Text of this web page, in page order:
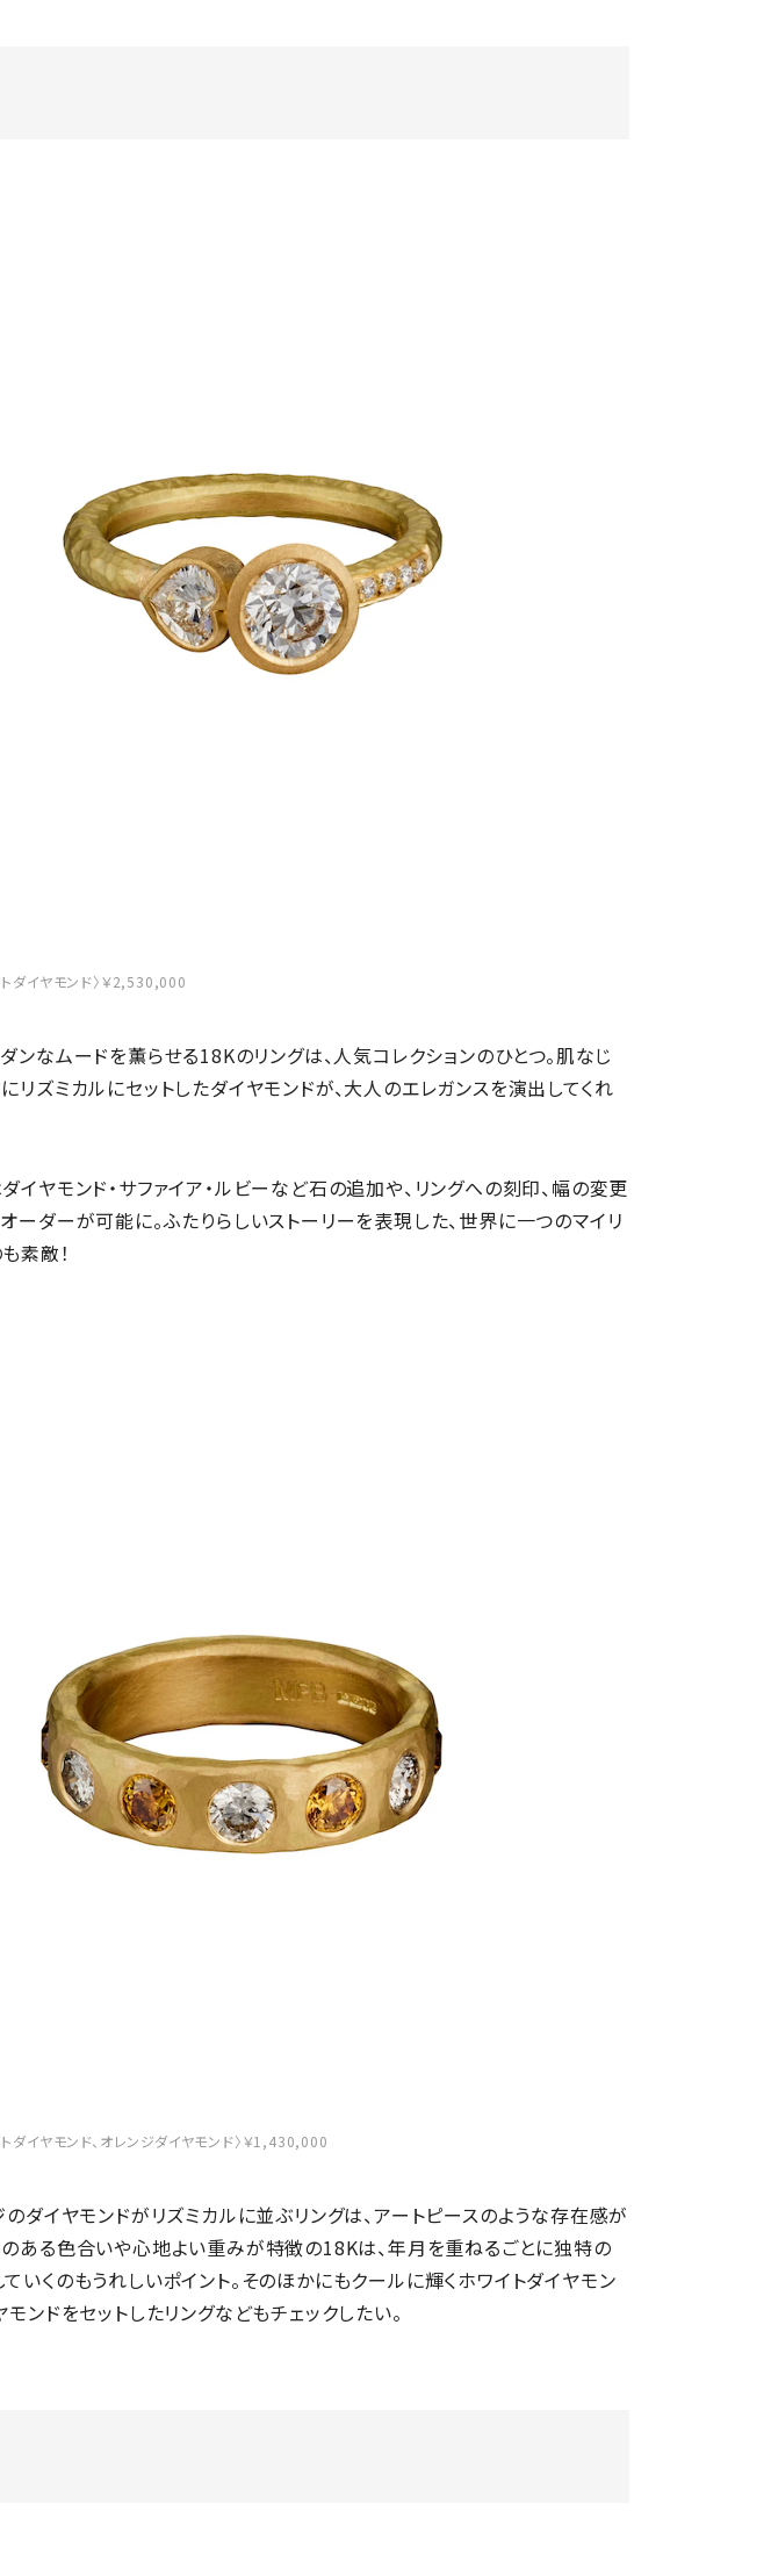
トダイヤモンド〉￥2,530,000
ンなムードを薫らせる18Kのリングは、人気コレクションのひとつ。肌なじ
リズミカルにセットしたダイヤモンドが、大人のエレガンスを演出してくれ
イヤモンド・サファイア・ルビーなど石の追加や、リングへの刻印、幅の変更
ーダーが可能に。ふたりらしいストーリーを表現した、世界に一つのマイリ
素敵！
ダイヤモンド、オレンジダイヤモンド〉￥1,430,000
のダイヤモンドがリズミカルに並ぶリングは、アートピースのような存在感が
ある色合いや心地よい重みが特徴の18Kは、年月を重ねるごとに独特の
いくのもうれしいポイント。そのほかにもクールに輝くホワイトダイヤモン
モンドをセットしたリングなどもチェックしたい。